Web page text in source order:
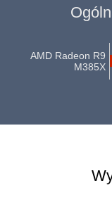
AMD Radeon R9
M385X